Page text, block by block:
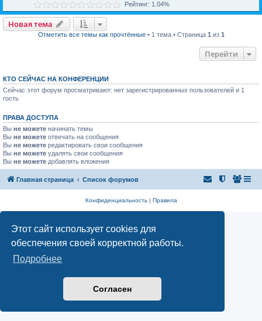
Этот сайт использует cookies для
обеспечения своей корректной работы.
Подробнее
Согласен
Рейтинг: 1.04%
Новая тема
Отметить все темы как прочтённые• 1 тема • Страница 1 из 1
Перейти
КТО СЕЙЧАС НА КОНФЕРЕНЦИИ
Сейчас этот форум просматривают: нет зарегистрированных пользователей и 1
гость
ПРАВА ДОСТУПА
Вы не можете начинать темы
Вы не можете отвечать на сообщения
Вы не можете редактировать свои сообщения
Вы не можете удалять свои сообщения
Вы не можете добавлять вложения
Главная страница Список форумов
Конфиденциальность| Правила